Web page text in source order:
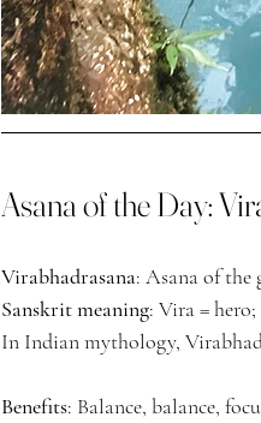
Asana of the Day:
Virabhadrasana: Asana of the
Sanskrit meaning: Vira =
In Indian mythology,
Benefits: Balance, balance,